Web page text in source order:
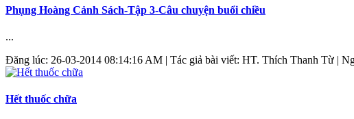
Phụng Hoàng Cảnh Sách-Tập 3-Câu chuyện buổi chiều
...
Đăng lúc: 26-03-2014 08:14:16 AM | Tác giả bài viết: HT. Thích Thanh Từ |
Hết thuốc chữa